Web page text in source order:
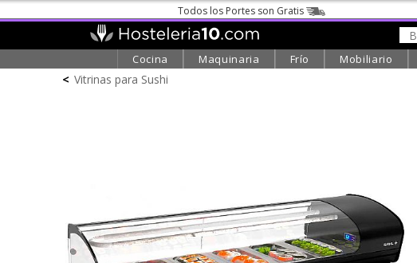
Todos los Portes son Gratis
Cocina Maquinaria Frío Mobiliario
< Vitrinas para Sushi